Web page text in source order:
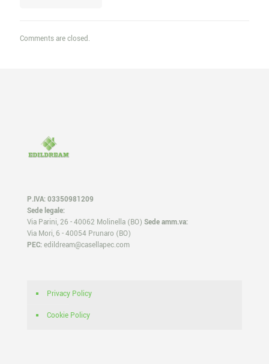
Comments are closed.
P.IVA: 03350981209
Sede legale:
Via Parini, 26 - 40062 Molinella (BO) Sede amm.va:
Via Mori, 6 - 40054 Prunaro (BO)
PEC: edildream@casellapec.com
Privacy Policy
Cookie Policy